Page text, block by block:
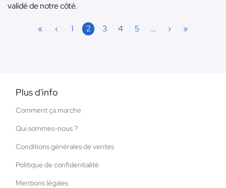
validé de notre côté.
« ‹ 1 2 3 4 5 … › »
Plus d'info
Comment ça marche
Qui sommes-nous ?
Conditions générales de ventes
Politique de confidentialité
Mentions légales